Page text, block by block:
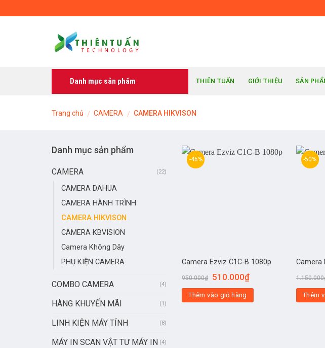
to
Danh mục sản phẩm THIÊN TUẤN GIỚI THIỆU SẢN
Trang chủ / CAMERA / CAMERA HIKVISON
Danh mục sản phẩm
CAMERA (22)
CAMERA DAHUA
CAMERA HÀNH TRÌNH
CAMERA HIKVISON
CAMERA KBVISION
Camera Không Dây
PHỤ KIỆN CAMERA
COMBO CAMERA (4)
HÀNG KHUYẾN MÃI (1)
LINH KIỆN MÁY TÍNH (8)
MÁY IN SCAN VẬT TƯ MÁY IN (4)
-46%
Camera Ezviz C1C-B 1080p
950.000₫ 510.000₫
Thêm vào giỏ hàng
-50%
Camera
1.150.000
Thêm